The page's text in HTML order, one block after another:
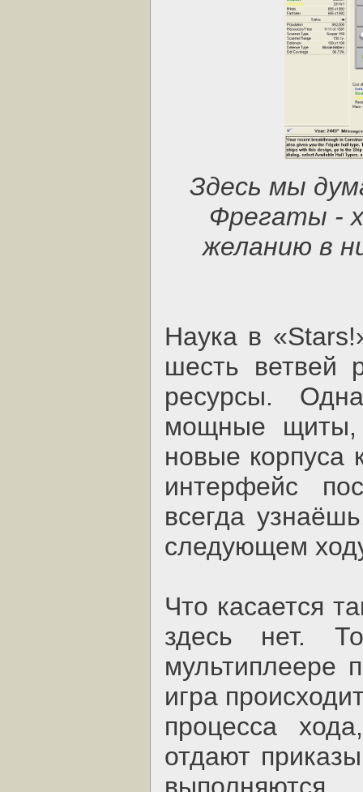
Здесь мы
Фрегаты -
желанию в
Наука в
шесть ветвей
ресурсы.
мощные щиты,
новые корпуса
интерфейс
всегда
следующем
Что касается
здесь нет.
мультиплеере
игра
процесса
отдают